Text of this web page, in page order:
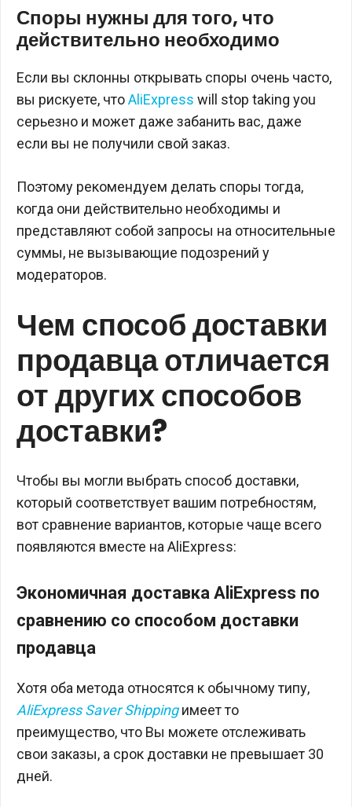
Споры нужны для того, что
действительно необходимо
Если вы склонны открывать споры очень часто,
вы рискуете, чтоAliExpress will stop taking you
серьезно и может даже забанить вас, даже
если вы не получили свой заказ.
Поэтому рекомендуем делать споры тогда,
когда они действительно необходимы и
представляют собой запросы на относительные
суммы, не вызывающие подозрений у
модераторов.
Чем способ доставки
продавца отличается
от других способов
доставки?
Чтобы вы могли выбрать способ доставки,
который соответствует вашим потребностям,
вот сравнение вариантов, которые чаще всего
появляются вместе на AliExpress:
Экономичная доставка AliExpress по
сравнению со способом доставки
продавца
Хотя оба метода относятся к обычному типу,
AliExpress Saver Shipping имеет то
преимущество, что Вы можете отслеживать
свои заказы, а срок доставки не превышает 30
дней.